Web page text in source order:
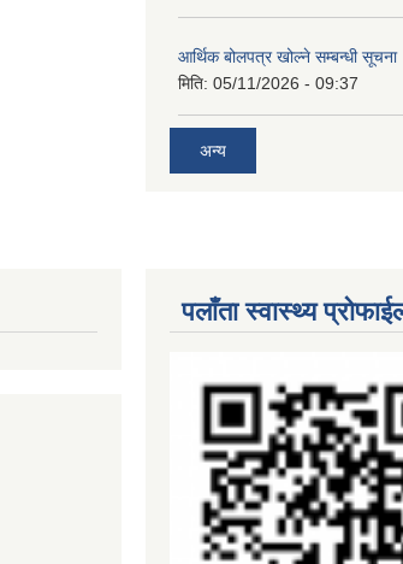
आर्थिक बोलपत्र खोल्ने सम्बन्धी सूचना
मिति: 05/11/2026 - 09:37
अन्य
पलाँता स्वास्थ्य